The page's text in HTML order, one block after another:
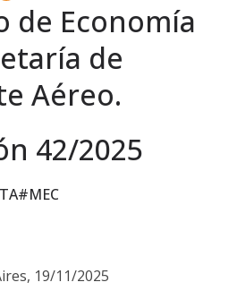
de Economía
de
Aéreo.
42/2025
19/11/2025